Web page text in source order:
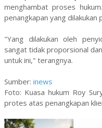
menghambat proses
penangkapan yang
"Yang dilakukan oleh
sangat tidak proporsional
untuk ini," terangnya.
Sumber: inews
Foto: Kuasa hukum Roy
protes atas penangkapan